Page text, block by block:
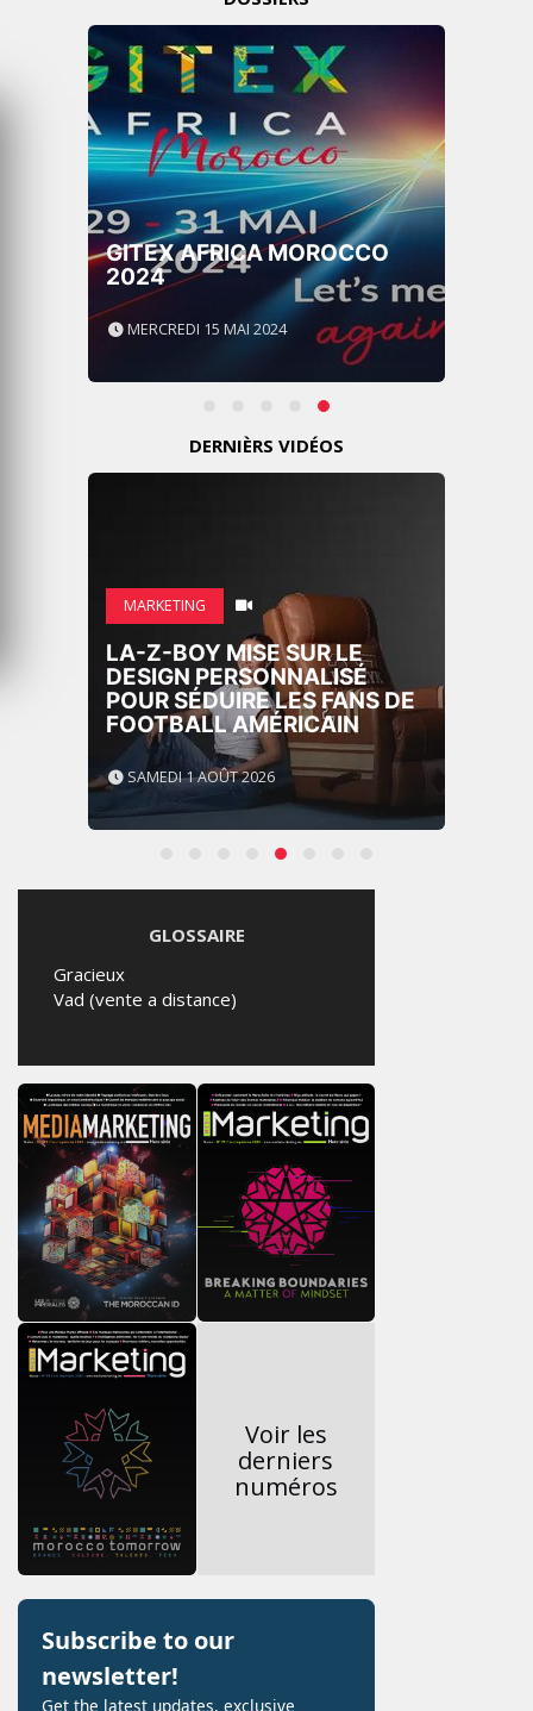
GITEX AFRICA MOROCCO
2024
MERCREDI 15 MAI 2024
DERNIÈRS VIDÉOS
MARKETING
LA-Z-BOY MISE SUR LE
DESIGN PERSONNALISÉ
POUR SÉDUIRE LES FANS DE
FOOTBALL AMÉRICAIN
SAMEDI 1 AOÛT 2026
GLOSSAIRE
Gracieux
Vad (vente a distance)
Voir les
derniers
numéros